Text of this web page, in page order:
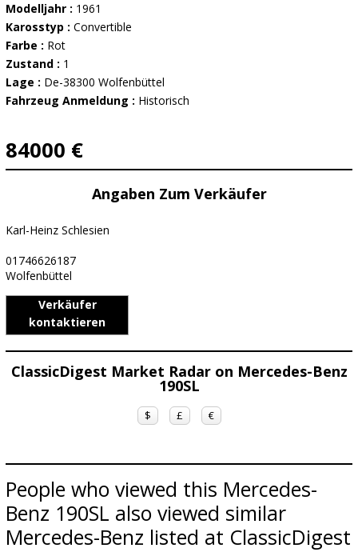
Modelljahr : 1961
Karosstyp : Convertible
Farbe : Rot
Zustand : 1
Lage : De-38300 Wolfenbüttel
Fahrzeug Anmeldung : Historisch
84000 €
Angaben Zum Verkäufer
Karl-Heinz Schlesien
01746626187
Wolfenbüttel
Verkäufer
kontaktieren
ClassicDigest Market Radar on Mercedes-Benz
190SL
$ £ €
People who viewed this Mercedes-
Benz 190SL also viewed similar
Mercedes-Benz listed at ClassicDigest